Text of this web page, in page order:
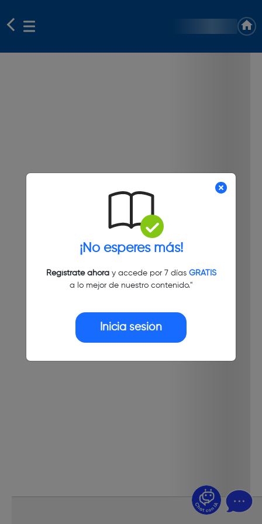
¡No esperes más!
Regístrate ahoray accede por 7 días GRATIS
a lo mejor de nuestro contenido."
Inicia sesión